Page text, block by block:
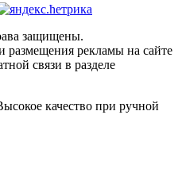
защищены.
размещения рекламы на сайте
связи в разделе
качество при ручной